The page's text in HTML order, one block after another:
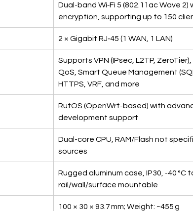
Dual-band Wi‑Fi 5 (802.11ac Wave 2)
encryption, supporting up to 150
2 × Gigabit RJ‑45 (1 WAN, 1 LAN)
Supports VPN (IPsec, L2TP,
QoS, Smart Queue Management
HTTPS, VRF, and more
RutOS (OpenWrt-based) with
development support
Dual-core CPU, RAM/Flash not
sources
Rugged aluminum case, IP30, -40 °C to
rail/wall/surface mountable
100 × 30 × 93.7 mm; Weight: ~455 g